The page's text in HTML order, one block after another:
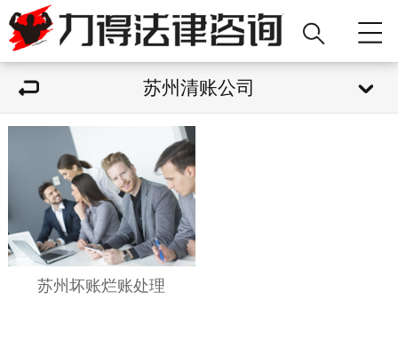
苏州清账公司
苏州坏账烂账处理